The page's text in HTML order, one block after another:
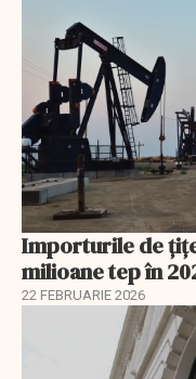
Importurile de
milioane tep în
22 FEBRUARIE 2026